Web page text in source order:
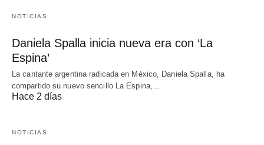
NOTICIAS
Daniela Spalla inicia nueva era con ‘La
Espina’
La cantante argentina radicada en México, Daniela Spalla, ha
compartido su nuevo sencillo La Espina,…
Hace 2 días
NOTICIAS